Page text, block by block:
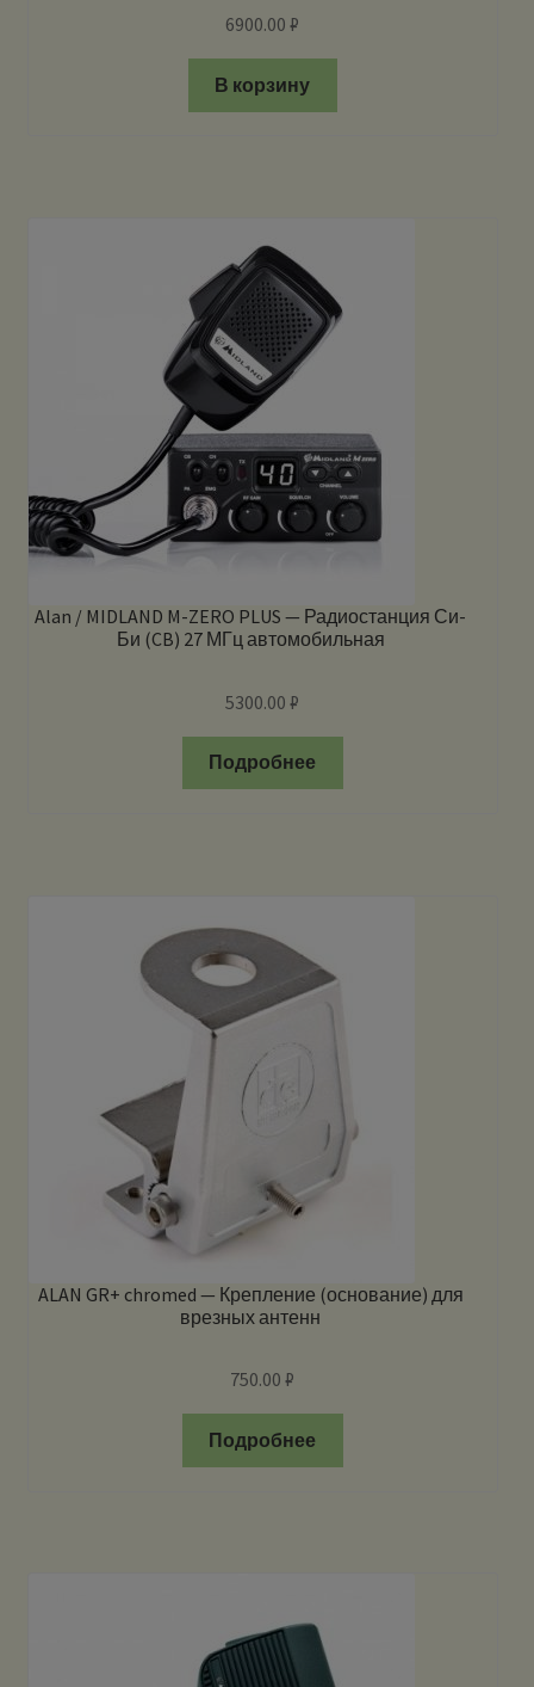
6900.00₽
В корзину
Alan / MIDLAND M-ZERO PLUS — Радиостанция Си-
Би (CB) 27 МГц автомобильная
5300.00₽
Подробнее
ALAN GR+ chromed — Крепление (основание) для
врезных антенн
750.00₽
Подробнее